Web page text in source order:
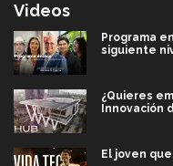
Videos
Programa
siguiente
¿Quieres
Innovación
El joven